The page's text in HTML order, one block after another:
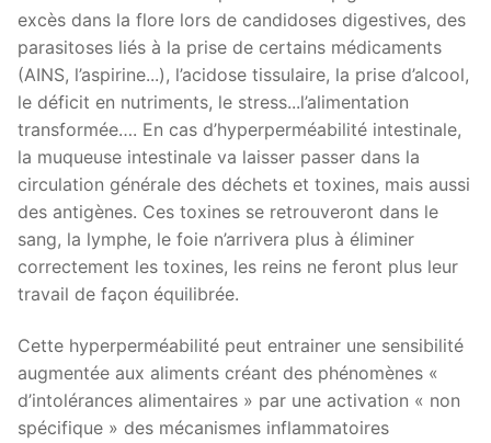
excès dans la flore lors de candidoses digestives, des
parasitoses liés à la prise de certains médicaments
(AINS, l’aspirine...), l’acidose tissulaire, la prise d’alcool,
le déficit en nutriments, le stress...l’alimentation
transformée…. En cas d’hyperperméabilité intestinale,
la muqueuse intestinale va laisser passer dans la
circulation générale des déchets et toxines, mais aussi
des antigènes. Ces toxines se retrouveront dans le
sang, la lymphe, le foie n’arrivera plus à éliminer
correctement les toxines, les reins ne feront plus leur
travail de façon équilibrée.
Cette hyperperméabilité peut entrainer une sensibilité
augmentée aux aliments créant des phénomènes «
d’intolérances alimentaires » par une activation « non
spécifique » des mécanismes inflammatoires